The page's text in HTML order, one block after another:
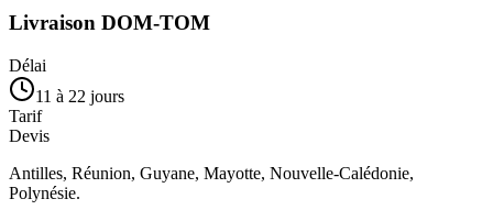
Livraison DOM-TOM
Délai
11 à 22 jours
Tarif
Devis
Antilles, Réunion, Guyane, Mayotte, Nouvelle-Calédonie,
Polynésie.